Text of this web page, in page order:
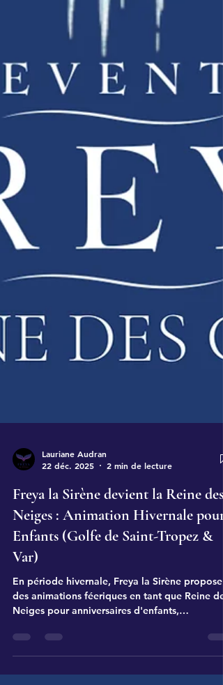
22 déc. 2025
2 min de lecture
Freya la Sirène devient la Reine des
Neiges : Animation Hivernale pour
Enfants (Golfe de Saint-Tropez &
Var)
En période hivernale, Freya la Sirène propose
des animations féeriques en tant que Reine des
Neiges pour anniversaires d'enfants,
(Grimaud, Saint-Tropez, Sainte-Maxime) , sur la